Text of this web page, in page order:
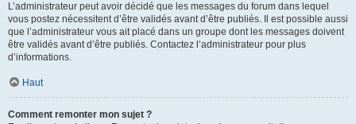
L’administrateur peut avoir décidé que les messages du forum dans lequel
vous postez nécessitent d’être validés avant d’être publiés. Il est possible aussi
que l’administrateur vous ait placé dans un groupe dont les messages doivent
être validés avant d’être publiés. Contactez l’administrateur pour plus
d’informations.
Haut
Comment remonter mon sujet ?